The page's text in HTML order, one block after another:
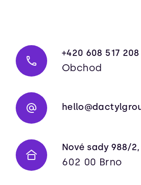
+420 608 517 208
Obchod
Nové sady 988/
602 00 Brno